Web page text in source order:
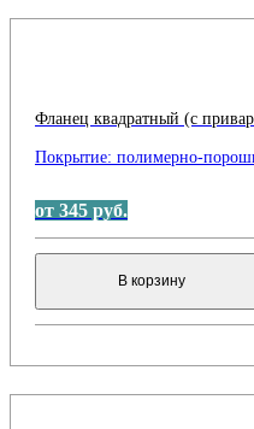
Фланец квадратный (с
Покрытие: полимерно-
от 345 руб.
В корзину